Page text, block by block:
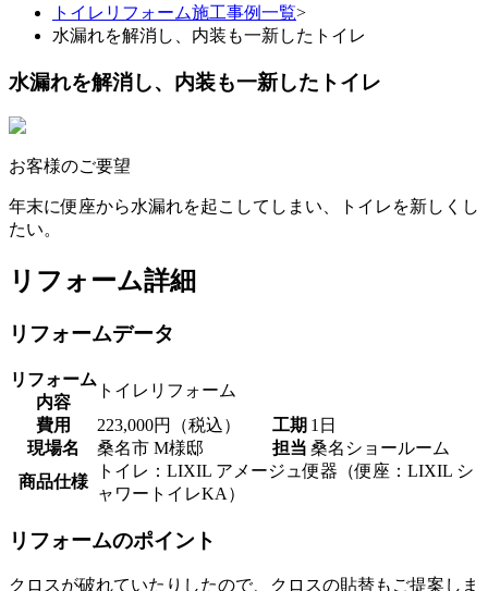
トイレリフォーム施工事例一覧>
水漏れを解消し、内装も一新したトイレ
水漏れを解消し、内装も一新したトイレ
お客様のご要望
年末に便座から水漏れを起こしてしまい、トイレを新しくし
たい。
リフォーム詳細
リフォームデータ
リフォーム
内容
トイレリフォーム
費用
223,000円（税込） 工期 1日
現場名
桑名市 M様邸 担当 桑名ショールーム
商品仕様
トイレ：LIXIL アメージュ便器（便座：LIXIL シ
ャワートイレKA）
リフォームのポイント
クロスが破れていたりしたので、クロスの貼替もご提案しま